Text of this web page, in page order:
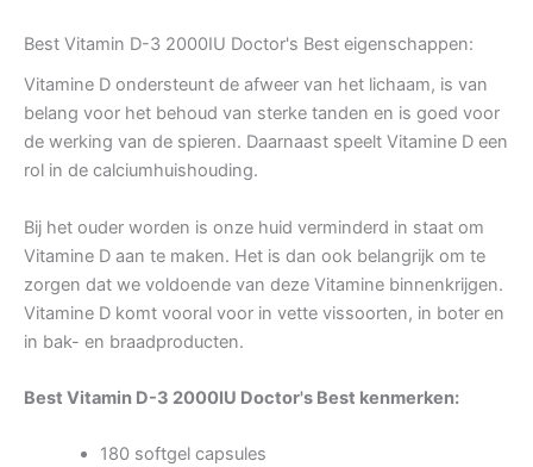
Best Vitamin D-3 2000IU Doctor's Best eigenschappen:
Vitamine D ondersteunt de afweer van het lichaam, is van
belang voor het behoud van sterke tanden en is goed voor
de werking van de spieren. Daarnaast speelt Vitamine D een
rol in de calciumhuishouding.
Bij het ouder worden is onze huid verminderd in staat om
Vitamine D aan te maken. Het is dan ook belangrijk om te
zorgen dat we voldoende van deze Vitamine binnenkrijgen.
Vitamine D komt vooral voor in vette vissoorten, in boter en
in bak- en braadproducten.
Best Vitamin D-3 2000IU Doctor's Best kenmerken:
180 softgel capsules